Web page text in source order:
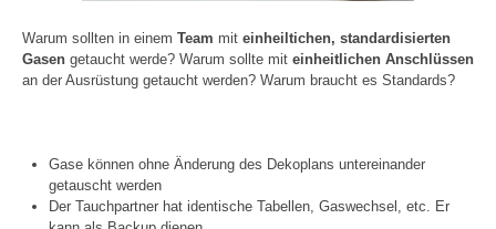
Warum sollten in einem Team mit einheiltichen, standardisierten
Gasen getaucht werde? Warum sollte mit einheitlichen Anschlüssen
an der Ausrüstung getaucht werden? Warum braucht es Standards?
Gase können ohne Änderung des Dekoplans untereinander
getauscht werden
Der Tauchpartner hat identische Tabellen, Gaswechsel, etc. Er